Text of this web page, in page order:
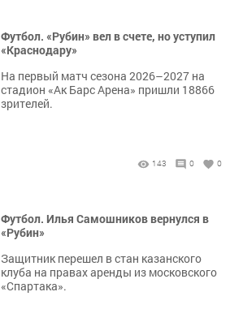
Футбол. «Рубин» вел в счете, но уступил
«Краснодару»
На первый матч сезона 2026–2027 на
стадион «Ак Барс Арена» пришли 18866
зрителей.
143 0 0
Футбол. Илья Самошников вернулся в
«Рубин»
Защитник перешел в стан казанского
клуба на правах аренды из московского
«Спартака».